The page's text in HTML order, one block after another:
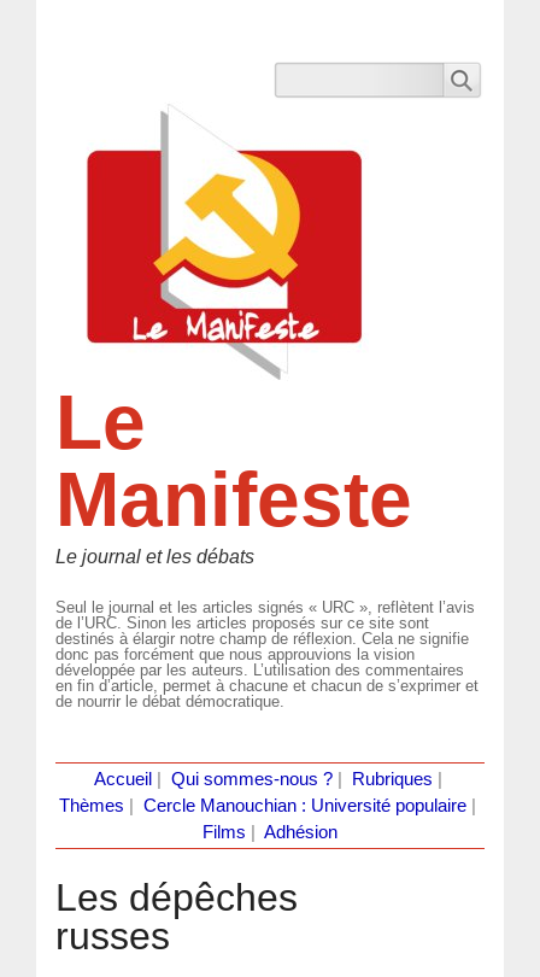
Le
Manifeste
Le journal et les débats
Seul le journal et les articles signés « URC », reflètent l’avis
de l’URC. Sinon les articles proposés sur ce site sont
destinés à élargir notre champ de réflexion. Cela ne signifie
donc pas forcément que nous approuvions la vision
développée par les auteurs. L’utilisation des commentaires
en fin d’article, permet à chacune et chacun de s’exprimer et
de nourrir le débat démocratique.
Accueil Qui sommes-nous ?| Rubriques
Thèmes
Cercle Manouchian : Université populaire
Films
Adhésion
Les dépêches
russes